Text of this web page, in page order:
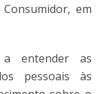
em
a entender as
pessoais às